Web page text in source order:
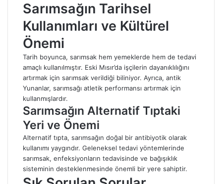
Sarımsağın Tarihsel
Kullanımları ve Kültürel
Önemi
Tarih boyunca, sarımsak hem yemeklerde hem de tedavi
amaçlı kullanılmıştır. Eski Mısır’da işçilerin dayanıklılığını
artırmak için sarımsak verildiği biliniyor. Ayrıca, antik
Yunanlar, sarımsağı atletik performansı artırmak için
kullanmışlardır.
Sarımsağın Alternatif Tıptaki
Yeri ve Önemi
Alternatif tıpta, sarımsağın doğal bir antibiyotik olarak
kullanımı yaygındır. Geleneksel tedavi yöntemlerinde
sarımsak, enfeksiyonların tedavisinde ve bağışıklık
sisteminin desteklenmesinde önemli bir yere sahiptir.